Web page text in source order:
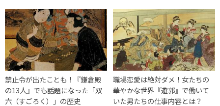
禁止令が出たことも！『鎌倉殿
の13人』でも話題になった「双
六（すごろく）」の歴史
職場恋愛は絶対ダメ！女たちの
華やかな世界『遊郭』で働いて
いた男たちの仕事内容とは？